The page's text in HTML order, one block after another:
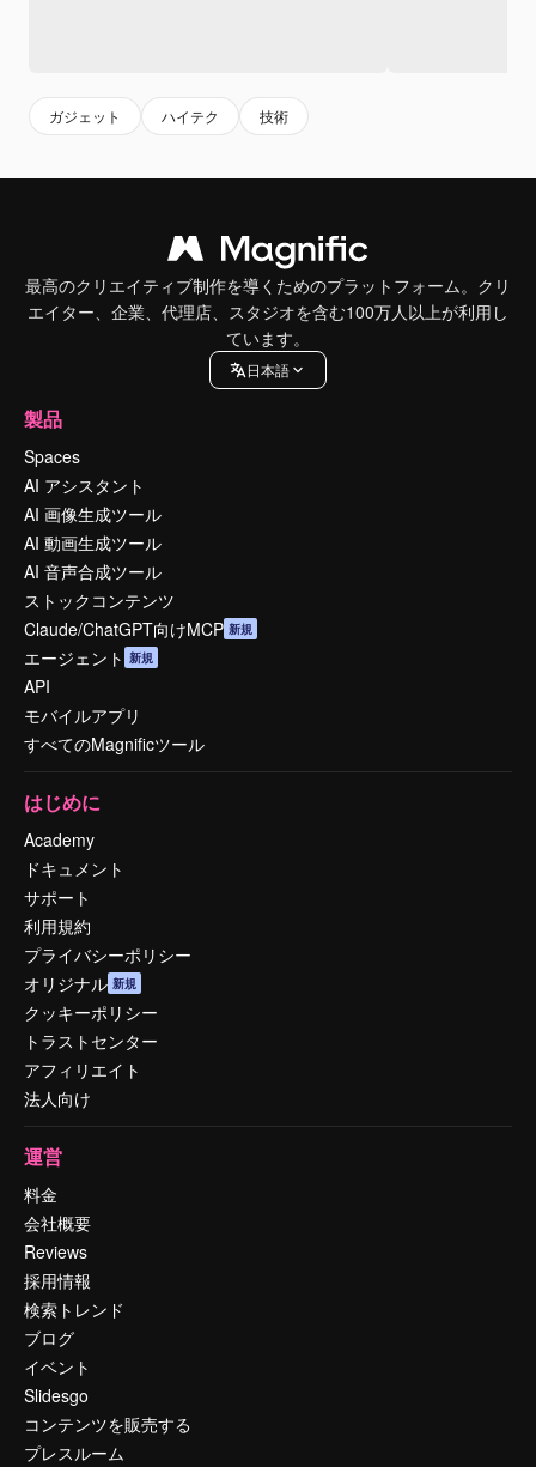
ガジェット ハイテク 技術
最高のクリエイティブ制作を導くためのプラットフォーム。クリ
エイター、企業、代理店、スタジオを含む100万人以上が利用し
ています。
日本語
製品
Spaces
AI アシスタント
AI 画像生成ツール
AI 動画生成ツール
AI 音声合成ツール
ストックコンテンツ
Claude/ChatGPT向けMCP 新規
エージェント 新規
API
モバイルアプリ
すべてのMagnificツール
はじめに
Academy
ドキュメント
サポート
利用規約
プライバシーポリシー
オリジナル 新規
クッキーポリシー
トラストセンター
アフィリエイト
法人向け
運営
料金
会社概要
Reviews
採用情報
検索トレンド
ブログ
イベント
Slidesgo
コンテンツを販売する
プレスルーム